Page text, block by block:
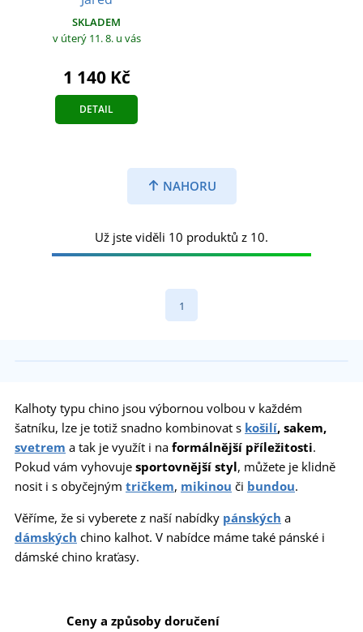
SKLADEM
v úterý 11. 8. u vás
1 140 Kč
DETAIL
NAHORU
Už jste viděli 10 produktů z 10.
1
Kalhoty typu chino jsou výbornou volbou v každém
šatníku, lze je totiž snadno kombinovat s košilí, sakem,
svetrem a tak je využít i na formálnější příležitosti.
Pokud vám vyhovuje sportovnější styl, můžete je klidně
nosit i s obyčejným tričkem, mikinou či bundou.
Věříme, že si vyberete z naší nabídky pánských a
dámských chino kalhot. V nabídce máme také pánské i
dámské chino kraťasy.
Ceny a způsoby doručení